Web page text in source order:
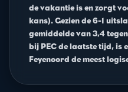
de vakantie is en zorgt
kans). Gezien de 6-1
gemiddelde van 3,4
bij PEC de laatste tijd, is
Feyenoord de meest